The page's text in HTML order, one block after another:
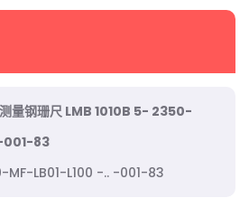
量钢珊尺 LMB 1010B 5- 2350-
001-83
MF-LB01-L100 -.. -001-83